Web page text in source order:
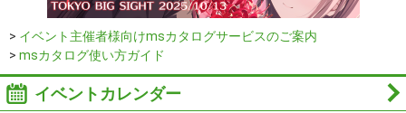
> イベント主催者様向けmsカタログサービスのご案内
> msカタログ使い方ガイド
イベントカレンダー